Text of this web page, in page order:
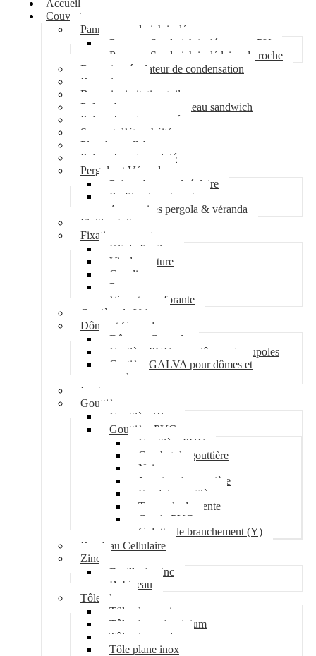
Accueil
Couverture
Panneau sandwich isolé
Panneau Sandwich isolé mousse PU
Panneau Sandwich isolé laine de roche
Bac acier régulateur de condensation
Bac acier sec
Bac acier imitation tuile
Polycarbonate pour panneau sandwich
Polycarbonate nervuré
Support d’étanchéité
Plancher collaborant
Polycarbonate ondulé
Pergola et Véranda
Polycarbonate alvéolaire
Profil polycarbonate
Accessoires pergola & véranda
Finition toiture
Fixation couverture
Kit de fixation
Vis de couture
Cavalier
Pontet
Vis auto-perforante
Costière de Velux
Dôme et Coupole
Dôme et Coupole
Costière PVC pour dômes et coupoles
Costière GALVA pour dômes et
coupoles
Lanterneau
Gouttière
Gouttière Zinc
Gouttière PVC
Gouttière PVC
Crochet de gouttière
Naissance
Jonction de gouttière
Fond de gouttière
Tuyau de descente
Coude PVC
Culotte de branchement (Y)
Bandeau Cellulaire
Zinc
Feuille de zinc
Bobineau
Tôle plane
Tôle plane acier
Tôle plane aluminium
Tôle plane galva
Tôle plane inox